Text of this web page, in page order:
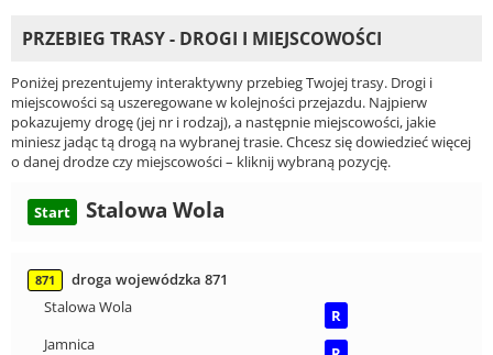
PRZEBIEG TRASY - DROGI I MIEJSCOWOŚCI
Poniżej prezentujemy interaktywny przebieg Twojej trasy. Drogi i
miejscowości są uszeregowane w kolejności przejazdu. Najpierw
pokazujemy drogę (jej nr i rodzaj), a następnie miejscowości, jakie
miniesz jadąc tą drogą na wybranej trasie. Chcesz się dowiedzieć więcej
o danej drodze czy miejscowości – kliknij wybraną pozycję.
Start Stalowa Wola
871
droga wojewódzka 871
Stalowa Wola
R
Jamnica